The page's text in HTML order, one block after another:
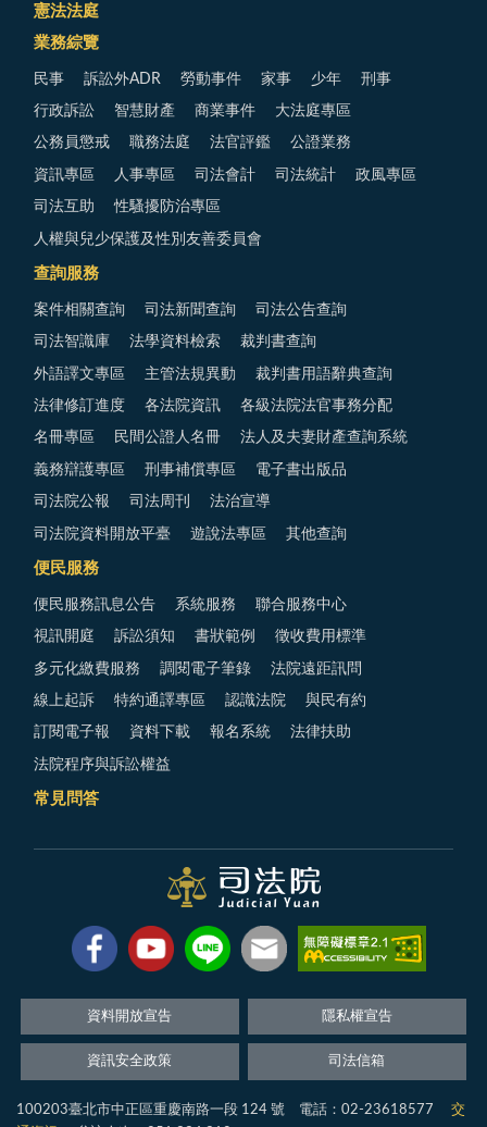
憲法法庭
業務綜覽
民事 訴訟外ADR 勞動事件 家事 少年 刑事
行政訴訟 智慧財產 商業事件 大法庭專區
公務員懲戒 職務法庭 法官評鑑 公證業務
資訊專區 人事專區 司法會計 司法統計 政風專區
司法互助 性騷擾防治專區
人權與兒少保護及性別友善委員會
查詢服務
案件相關查詢 司法新聞查詢 司法公告查詢
司法智識庫 法學資料檢索 裁判書查詢
外語譯文專區 主管法規異動 裁判書用語辭典查詢
法律修訂進度 各法院資訊 各級法院法官事務分配
名冊專區 民間公證人名冊 法人及夫妻財產查詢系統
義務辯護專區 刑事補償專區 電子書出版品
司法院公報 司法周刊 法治宣導
司法院資料開放平臺 遊說法專區 其他查詢
便民服務
便民服務訊息公告 系統服務 聯合服務中心
視訊開庭 訴訟須知 書狀範例 徵收費用標準
多元化繳費服務 調閱電子筆錄 法院遠距訊問
線上起訴 特約通譯專區 認識法院 與民有約
訂閱電子報 資料下載 報名系統 法律扶助
法院程序與訴訟權益
常見問答
資料開放宣告 隱私權宣告
資訊安全政策 司法信箱
100203臺北市中正區重慶南路一段 124 號 電話：02-23618577
交